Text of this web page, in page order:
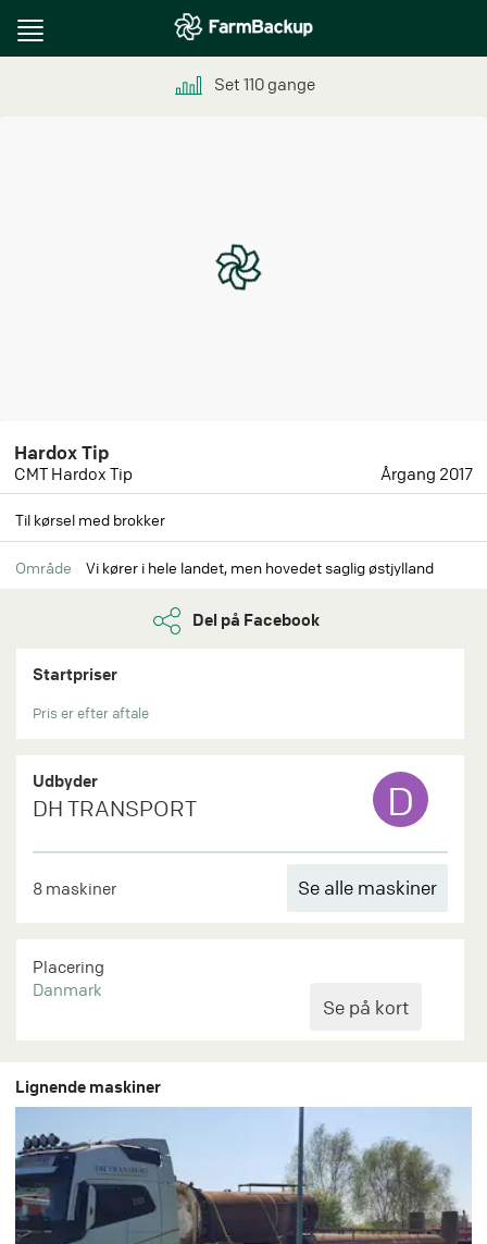
Toggle
Set 110gange
Hardox Tip
CMT Hardox Tip Årgang 2017
Til kørsel med brokker
Område Vi kører i hele landet, men hovedet saglig østjylland
Del på Facebook
Startpriser
Pris er efter aftale
Udbyder
DH TRANSPORT D
8 maskiner Se alle maskiner
Placering
Danmark
Lignende maskiner